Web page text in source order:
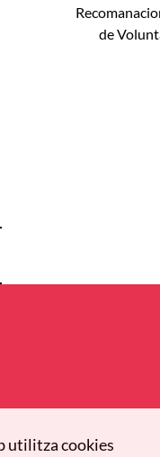
Next:
de
utilitza cookies